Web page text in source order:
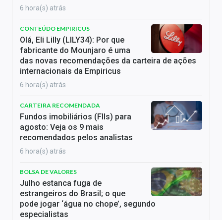
6 hora(s) atrás
CONTEÚDO EMPIRICUS
Olá, Eli Lilly (LILY34): Por que
fabricante do Mounjaro é uma
das novas recomendações da carteira de ações
internacionais da Empiricus
6 hora(s) atrás
CARTEIRA RECOMENDADA
Fundos imobiliários (FIIs) para
agosto: Veja os 9 mais
recomendados pelos analistas
6 hora(s) atrás
BOLSA DE VALORES
Julho estanca fuga de
estrangeiros do Brasil; o que
pode jogar ‘água no chope’, segundo
especialistas